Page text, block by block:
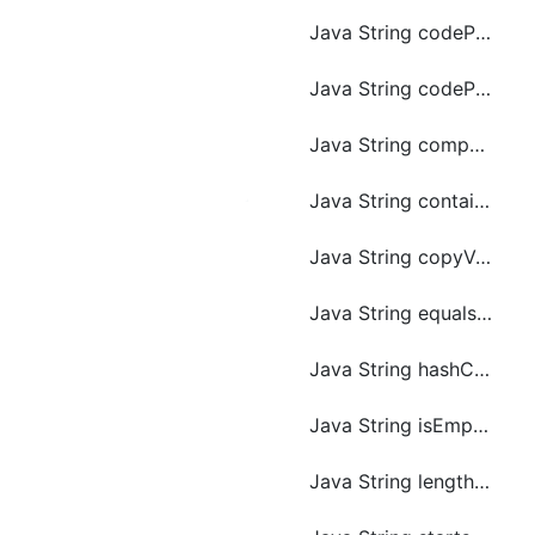
Java String codePointAt() 方法
Java String codePointCount() 方法
Java String compareToIgnoreCase() 方法
Java String contains() 方法
Java String copyValueOf() 方法
Java String equals() 方法
Java String hashCode() 方法
Java String isEmpty() 方法
Java String length() 方法